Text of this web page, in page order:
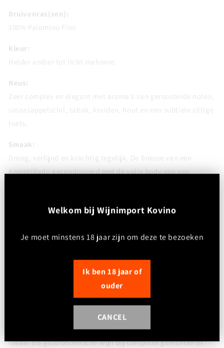
Druivenras(sen):
100% Palomino Fino
Kleur:
Helder amber tot licht mahonie.
Neus:
Zeer complex en elegant met aroma’s van geroosterde noten,
sinaasappelschil, tabak, kruiden, hout en een subtiele ziltige
toets.
Smaak:
Droog, verfijnd en krachtig tegelijk. De finesse van een
Amontillado gecombineerd met de volle body van een
Lang, intens en elegant met warme noten- en
Perfect bij ibericoham, foie gras, wild, kalfsvlees, gerijpte
Serveren tussen 13–15 °C.
Ideaal als gastronomische wijn bij complexe gerechten of
Welkom bij Wijnimport Kovino
Je moet minstens 18 jaar zijn om deze te bezoeken
Ik ben 18 jaar of
ouder
CANCEL